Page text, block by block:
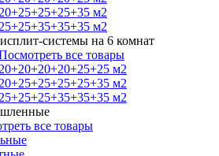
20+25+25+25+35 м2
25+25+35+35+35 м2
системы на 6 комнат
все товары
20+20+20+20+25+25 м2
20+25+25+25+25+35 м2
25+25+25+35+35+35 м2
все товары